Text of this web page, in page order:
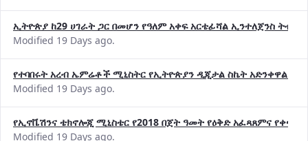
ኢትዮጵያ ከ29 ሀገራት ጋር በመሆን የዓለም አቀፍ አርቴፊሻል ኢንተለጀንስ
Modified 19 Days ago.
የተባበሩት አረብ ኤምሬቶች ሚኒስትር የኢትዮጵያን ዲጂታል ስኬት አድንቀዋል
Modified 19 Days ago.
የኢኖቬሽንና ቴክኖሎጂ ሚኒስቴር የ2018 በጀት ዓመት የዕቅድ አፈጻጸምና
Modified 19 Days ago.